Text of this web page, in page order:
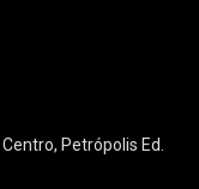
Petrópolis Ed.